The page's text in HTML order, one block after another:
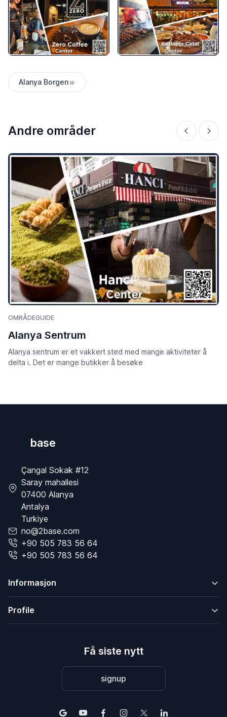
Alanya Borgen
Andre områder
OMRÅDEGUIDE
Alanya Sentrum
Alanya sentrum er et vakkert sted med mange aktiviteter å
delta i. Det er mange butikker å besøke
base
Çangal Sokak #12
Saray mahallesi
07400 Alanya
Antalya
Turkiye
no@2base.com
+90 505 783 56 64
+90 505 783 56 64
Informasjon
Profile
Få siste nytt
signup